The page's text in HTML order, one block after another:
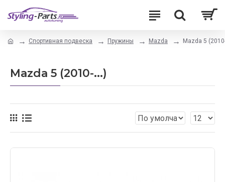
Спортивная подвеска Пружины Mazda Mazda 5
Mazda 5 (2010-...)